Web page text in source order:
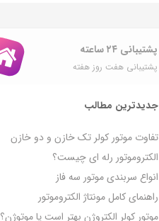
پشتیبانی ۲۴ ساعته
پشتیبانی هفت روز هفته
جدیدترین مطالب
تفاوت موتور کولر تک خازن و دو خازن
الکتروموتور رله‌ ای چیست؟
انواع سربندی موتور سه فاز
راهنمای کامل مونتاژ الکتروموتور
موتور کولر الکتروژن بهتر است یا موتوژن؟